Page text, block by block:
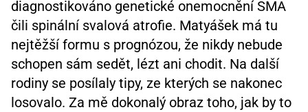
diagnostikováno genetické onemocnění SMA
čili spinální svalová atrofie. Matyášek má tu
nejtěžší formu s prognózou, že nikdy nebude
schopen sám sedět, lézt ani chodit. Na další
rodiny se posílaly tipy, ze kterých se nakonec
losovalo. Za mě dokonalý obraz toho, jak by to